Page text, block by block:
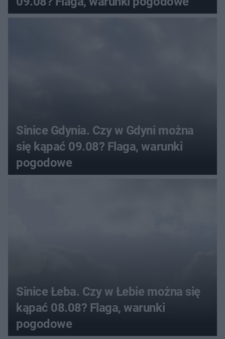
Sinice Gdynia. Czy w Gdyni można
się kąpać 09.08? Flaga, warunki
pogodowe
Sinice Łeba. Czy w Łebie można się
kąpać 08.08? Flaga, warunki
pogodowe